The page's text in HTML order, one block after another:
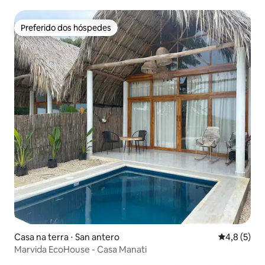
Preferido dos hóspedes
Preferido dos hóspedes
Casa na terra ⋅ San antero 4,8 de
4,8 (5)
Marvida EcoHouse - Casa Manati